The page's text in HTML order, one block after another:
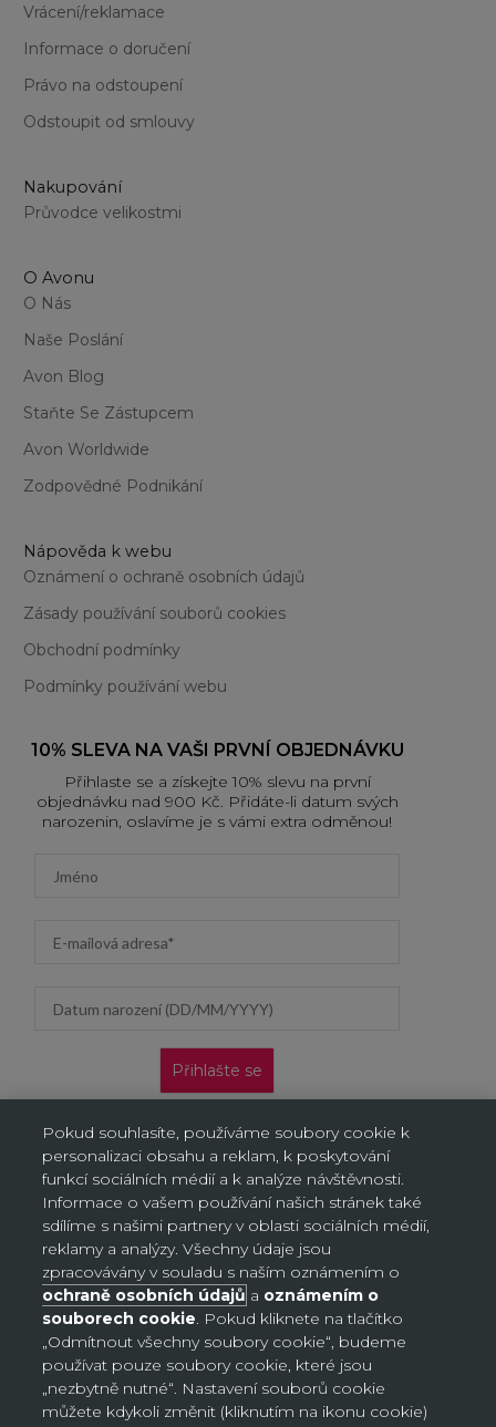
Marsala
Peach
Rose Quartz
Vrácení/reklamace
Informace o doručení
Právo na odstoupení
Odstoupit od smlouvy
Nakupování
Průvodce velikostmi
O Avonu
O Nás
Naše Poslání
Avon Blog
Staňte Se Zástupcem
Avon Worldwide
Zodpovědné Podnikání
Nápověda k webu
Oznámení o ochraně osobních údajů
Zásady používání souborů cookies
Obchodní podmínky
Podmínky používání webu
10% SLEVA NA VAŠI PRVNÍ OBJEDNÁVKU
Přihlaste se a získejte 10% slevu na první
objednávku nad 900 Kč. Přidáte-li datum svých
narozenin, oslavíme je s vámi extra odměnou!
Přihlašte se
objednávku. Vztahuje se jen na doručení na adresu a výdejní
místa, neplatí na objednávky doručované AL/AG. Kliknutím na
„Přihlásit se“ potvrzujete, že jste si přečetli Oznámení o ochraně
osobních údajů a souhlasíte s ním.
Nastavení souborů cookie
Česko (CZK Kč)
Země
Pokud souhlasíte, používáme soubory cookie k
personalizaci obsahu a reklam, k poskytování
funkcí sociálních médií a k analýze návštěvnosti.
Informace o vašem používání našich stránek také
sdílíme s našimi partnery v oblasti sociálních médií,
reklamy a analýzy. Všechny údaje jsou
zpracovávány v souladu s naším oznámením o
ochraně osobních údajů a oznámením o
souborech cookie. Pokud kliknete na tlačítko
„Odmítnout všechny soubory cookie“, budeme
používat pouze soubory cookie, které jsou
„nezbytně nutné“. Nastavení souborů cookie
můžete kdykoli změnit (kliknutím na ikonu cookie)